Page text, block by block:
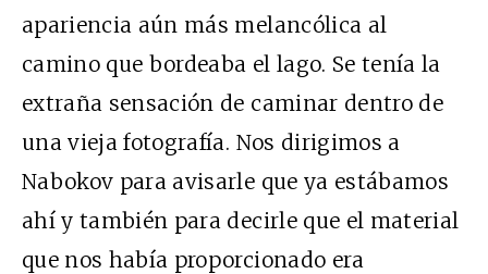
apariencia aún más melancólica al
camino que bordeaba el lago. Se tenía la
extraña sensación de caminar dentro de
una vieja fotografía. Nos dirigimos a
Nabokov para avisarle que ya estábamos
ahí y también para decirle que el material
que nos había proporcionado era